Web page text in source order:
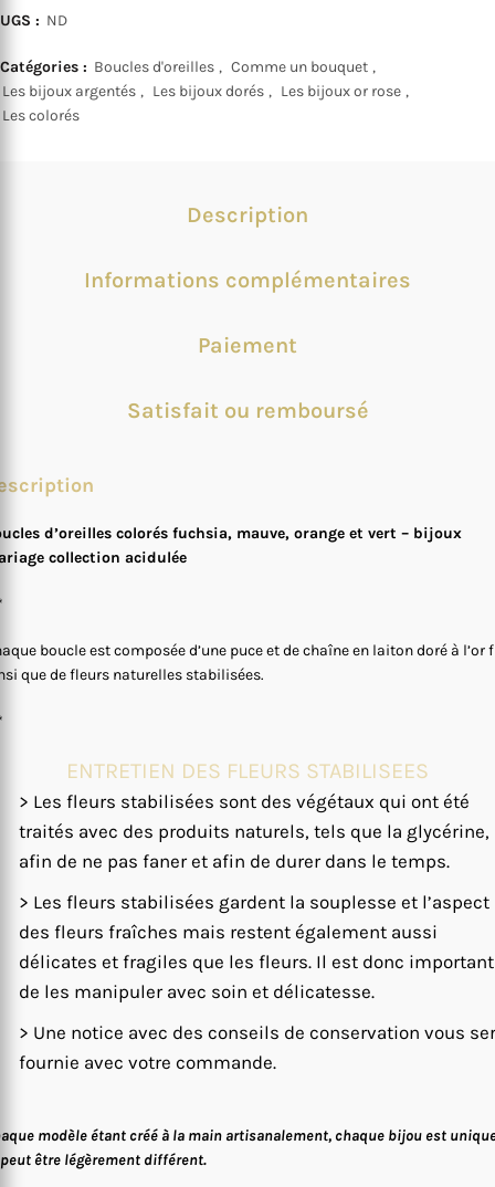
UGS : ND
Catégories : Boucles d'oreilles , Comme un bouquet ,
Les bijoux argentés , Les bijoux dorés , Les bijoux or rose ,
Les colorés
Description
Informations complémentaires
Paiement
Satisfait ou remboursé
d’oreilles colorés fuchsia, mauve, orange et vert – bijoux
collection acidulée
boucle est composée d’une puce et de chaîne en laiton doré à l’or
que de fleurs naturelles stabilisées.
ENTRETIEN DES FLEURS STABILISEES
> Les fleurs stabilisées sont des végétaux qui ont été
traités avec des produits naturels, tels que la glycérine,
afin de ne pas faner et afin de durer dans le temps.
> Les fleurs stabilisées gardent la souplesse et l’aspect
des fleurs fraîches mais restent également aussi
délicates et fragiles que les fleurs. Il est donc important
de les manipuler avec soin et délicatesse.
> Une notice avec des conseils de conservation vous
fournie avec votre commande.
modèle étant créé à la main artisanalement, chaque bijou est
être légèrement différent.